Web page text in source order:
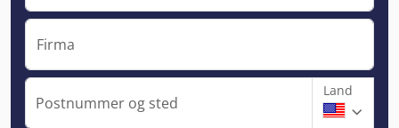
Firma
Postnummer og sted
Land